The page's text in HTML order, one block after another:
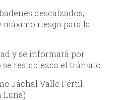
descalzados,
máximo riesgo para la
y se informará por
restablezca el tránsito.
Jáchal Valle Fértil
Luna)